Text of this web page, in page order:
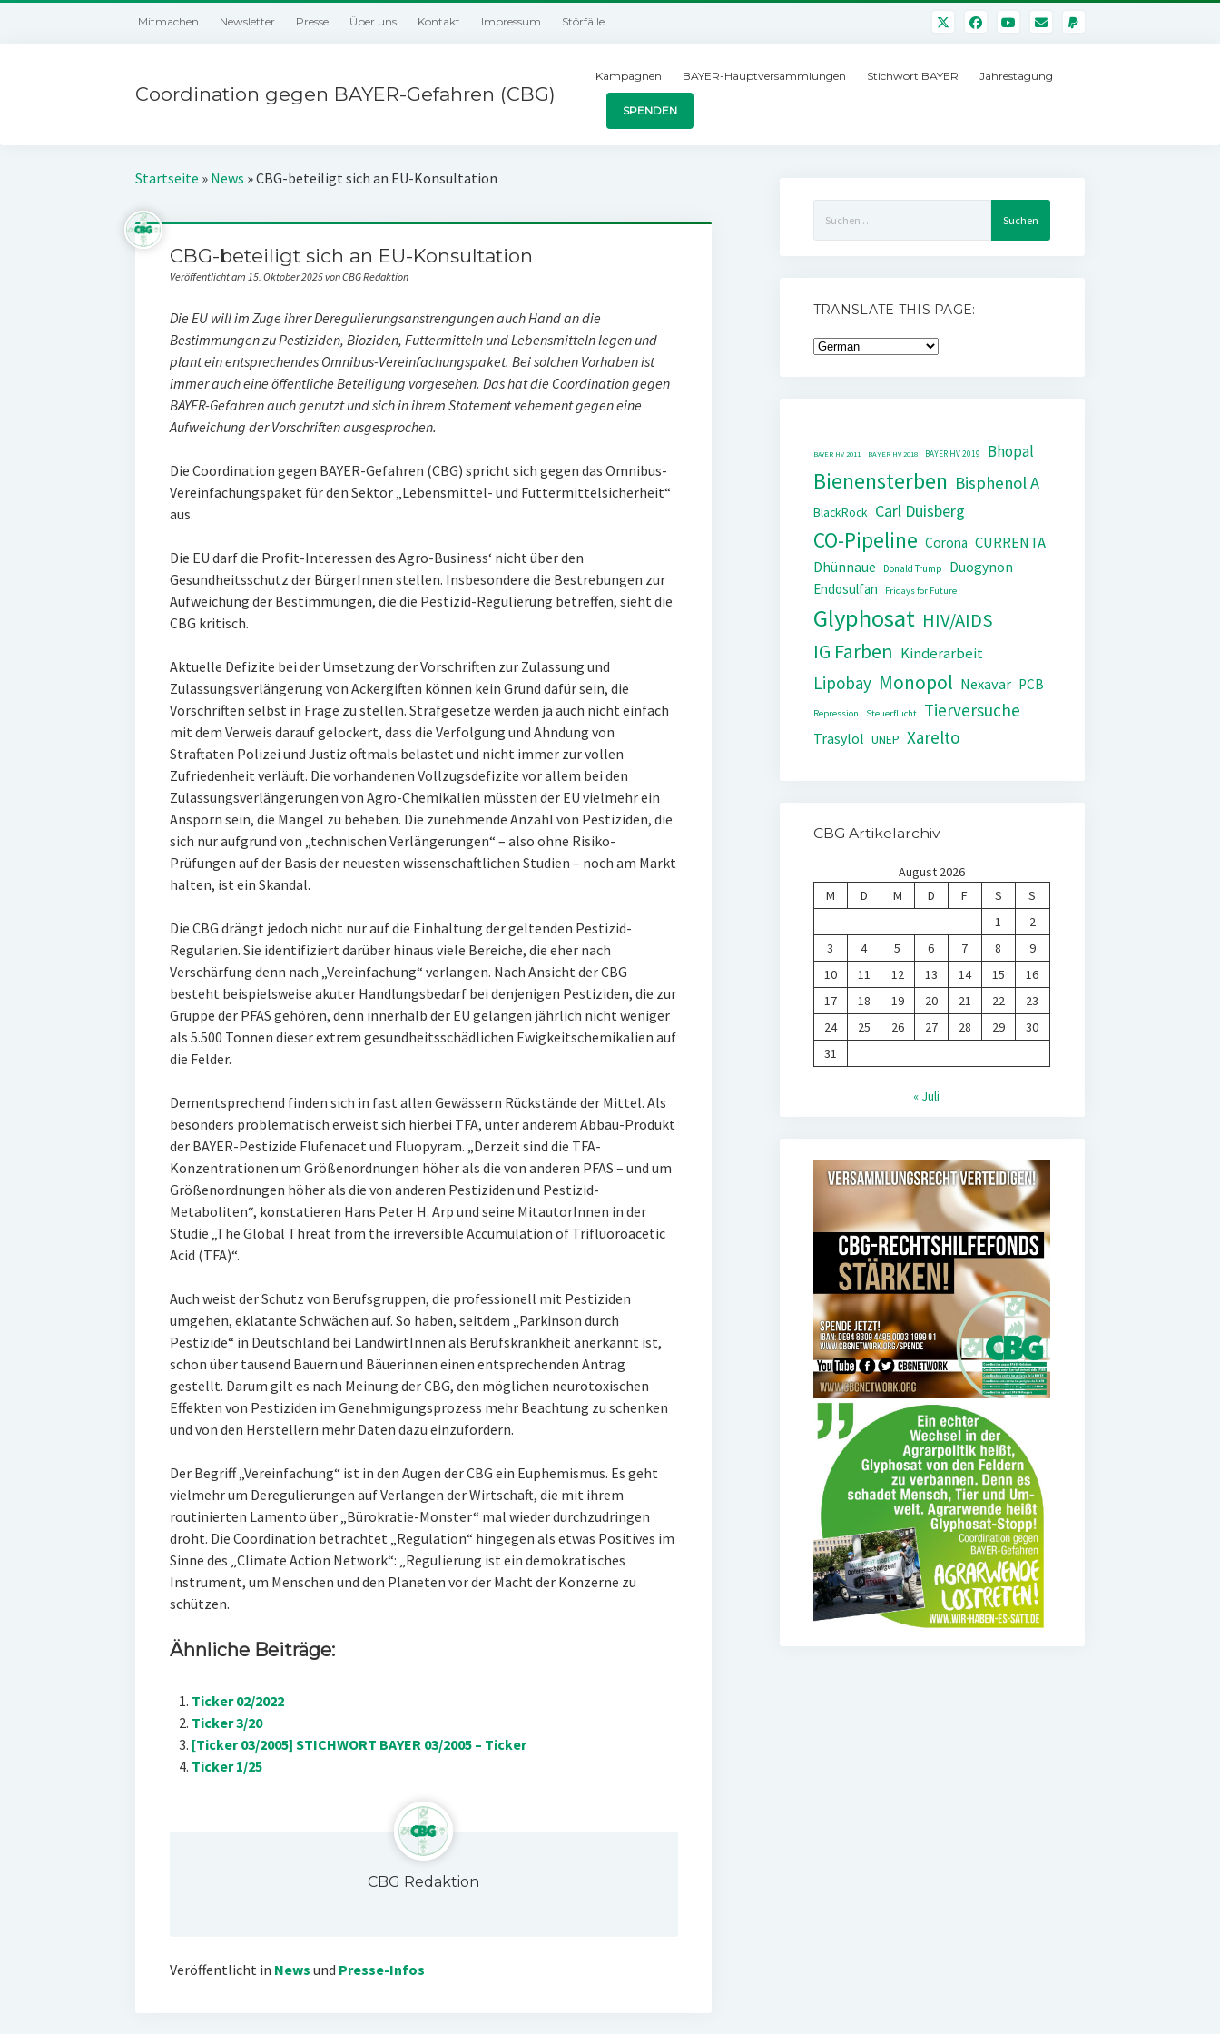
Mitmachen Newsletter Presse Über uns Kontakt Impressum Störfälle
Coordination gegen BAYER-Gefahren (CBG)
Kampagnen BAYER-Hauptversammlungen Stichwort BAYER Jahrestagung
SPENDEN
Startseite » News »CBG-beteiligt sich an EU-Konsultation
CBG-beteiligt sich an EU-Konsultation
Veröffentlicht am 15. Oktober 2025 von CBG Redaktion
Die EU will im Zuge ihrer Deregulierungsanstrengungen auch Hand an die
Bestimmungen zu Pestiziden, Bioziden, Futtermitteln und Lebensmitteln legen und
plant ein entsprechendes Omnibus-Vereinfachungspaket. Bei solchen Vorhaben ist
immer auch eine öffentliche Beteiligung vorgesehen. Das hat die Coordination gegen
BAYER-Gefahren auch genutzt und sich in ihrem Statement vehement gegen eine
Aufweichung der Vorschriften ausgesprochen.
Die Coordination gegen BAYER-Gefahren (CBG) spricht sich gegen das Omnibus-
Vereinfachungspaket für den Sektor „Lebensmittel- und Futtermittelsicherheit“
aus.
Die EU darf die Profit-Interessen des Agro-Business‘ nicht über den
Gesundheitsschutz der BürgerInnen stellen. Insbesondere die Bestrebungen zur
Aufweichung der Bestimmungen, die die Pestizid-Regulierung betreffen, sieht die
CBG kritisch.
Aktuelle Defizite bei der Umsetzung der Vorschriften zur Zulassung und
Zulassungsverlängerung von Ackergiften können kein Grund dafür sein, die
Vorschriften selbst in Frage zu stellen. Strafgesetze werden ja auch nicht einfach
mit dem Verweis darauf gelockert, dass die Verfolgung und Ahndung von
Straftaten Polizei und Justiz oftmals belastet und nicht immer zur vollen
Zufriedenheit verläuft. Die vorhandenen Vollzugsdefizite vor allem bei den
Zulassungsverlängerungen von Agro-Chemikalien müssten der EU vielmehr ein
Ansporn sein, die Mängel zu beheben. Die zunehmende Anzahl von Pestiziden, die
sich nur aufgrund von „technischen Verlängerungen“ – also ohne Risiko-
Prüfungen auf der Basis der neuesten wissenschaftlichen Studien – noch am Markt
halten, ist ein Skandal.
Die CBG drängt jedoch nicht nur auf die Einhaltung der geltenden Pestizid-
Regularien. Sie identifiziert darüber hinaus viele Bereiche, die eher nach
Verschärfung denn nach „Vereinfachung“ verlangen. Nach Ansicht der CBG
besteht beispielsweise akuter Handlungsbedarf bei denjenigen Pestiziden, die zur
Gruppe der PFAS gehören, denn innerhalb der EU gelangen jährlich nicht weniger
als 5.500 Tonnen dieser extrem gesundheitsschädlichen Ewigkeitschemikalien auf
die Felder.
Dementsprechend finden sich in fast allen Gewässern Rückstände der Mittel. Als
besonders problematisch erweist sich hierbei TFA, unter anderem Abbau-Produkt
der BAYER-Pestizide Flufenacet und Fluopyram. „Derzeit sind die TFA-
Konzentrationen um Größenordnungen höher als die von anderen PFAS – und um
Größenordnungen höher als die von anderen Pestiziden und Pestizid-
Metaboliten“, konstatieren Hans Peter H. Arp und seine MitautorInnen in der
Studie „The Global Threat from the irreversible Accumulation of Trifluoroacetic
Acid (TFA)“.
Auch weist der Schutz von Berufsgruppen, die professionell mit Pestiziden
umgehen, eklatante Schwächen auf. So haben, seitdem „Parkinson durch
Pestizide“ in Deutschland bei LandwirtInnen als Berufskrankheit anerkannt ist,
schon über tausend Bauern und Bäuerinnen einen entsprechenden Antrag
gestellt. Darum gilt es nach Meinung der CBG, den möglichen neurotoxischen
Effekten von Pestiziden im Genehmigungsprozess mehr Beachtung zu schenken
und von den Herstellern mehr Daten dazu einzufordern.
Der Begriff „Vereinfachung“ ist in den Augen der CBG ein Euphemismus. Es geht
vielmehr um Deregulierungen auf Verlangen der Wirtschaft, die mit ihrem
routinierten Lamento über „Bürokratie-Monster“ mal wieder durchzudringen
droht. Die Coordination betrachtet „Regulation“ hingegen als etwas Positives im
Sinne des „Climate Action Network“: „Regulierung ist ein demokratisches
Instrument, um Menschen und den Planeten vor der Macht der Konzerne zu
schützen.
Ähnliche Beiträge:
Ticker 02/2022
Ticker 3/20
[Ticker 03/2005] STICHWORT BAYER 03/2005 – Ticker
Ticker 1/25
CBG Redaktion
Veröffentlicht in News und Presse-Infos
nach:
TRANSLATE THIS PAGE:
BAYER HV 2011 BAYER HV 2018 BAYER HV 2019 Bhopal
Bienensterben Bisphenol A
BlackRock Carl Duisberg
CO-Pipeline Corona CURRENTA
Dhünnaue Donald Trump
Duogynon
Endosulfan
Fridays for Future
Glyphosat HIV/AIDS
IG Farben Kinderarbeit
Lipobay Monopol Nexavar PCB
Repression Steuerflucht Tierversuche
Trasylol UNEP Xarelto
CBG Artikelarchiv
August 2026
M
D M D F S
S
1
2
3
4 5 6 7 8
9
10
11 12 13 14 15
16
17
18 19 20 21 22
23
24
25 26 27 28 29
30
31
« Juli